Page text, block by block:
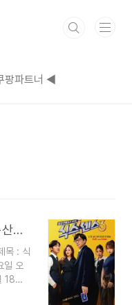
팡파트너 ◀
식스센스3 출연진, 게스트 소개+산꾼도시 여자들 후속 예능
목 : 식
일 오
18일
추리